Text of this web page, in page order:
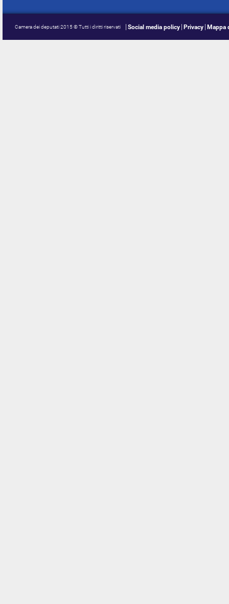
Camera dei deputati 2015 © Tutti i diritti riservati Social media policy Privacy Mappa